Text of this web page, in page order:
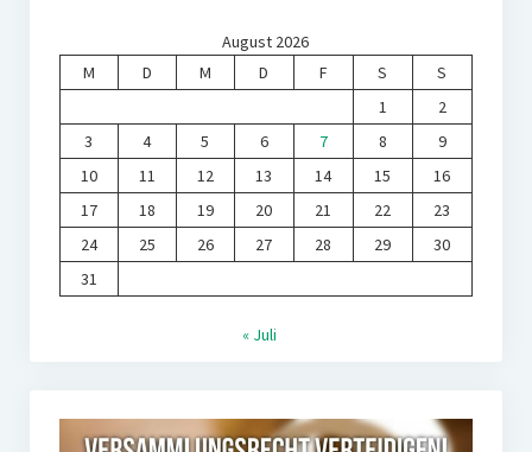
August 2026
M
D M D F S
S
1
2
3
4 5 6 7 8
9
10
11 12 13 14 15
16
17
18 19 20 21 22
23
24
25 26 27 28 29
30
31
« Juli